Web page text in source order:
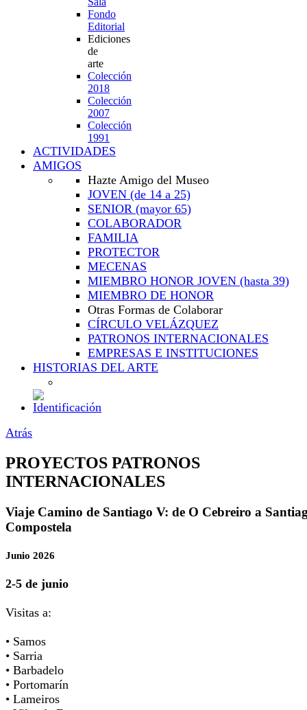
Fondo
Editorial
Ediciones
de
arte
Colección
2018
Colección
2007
Colección
1991
ACTIVIDADES
AMIGOS
Hazte Amigo del Museo
JOVEN (de 14 a 25)
SENIOR (mayor 65)
COLABORADOR
FAMILIA
PROTECTOR
MECENAS
MIEMBRO HONOR JOVEN (hasta 39)
MIEMBRO DE HONOR
Otras Formas de Colaborar
CÍRCULO VELÁZQUEZ
PATRONOS INTERNACIONALES
EMPRESAS E INSTITUCIONES
HISTORIAS DEL ARTE
Atrás
PROYECTOS PATRONOS
INTERNACIONALES
Viaje Camino de Santiago V: de O Cebreiro a
Compostela
Junio 2026
2-5 de junio
Visitas a:
• Samos
• Sarria
• Barbadelo
• Portomarín
• Lameiros